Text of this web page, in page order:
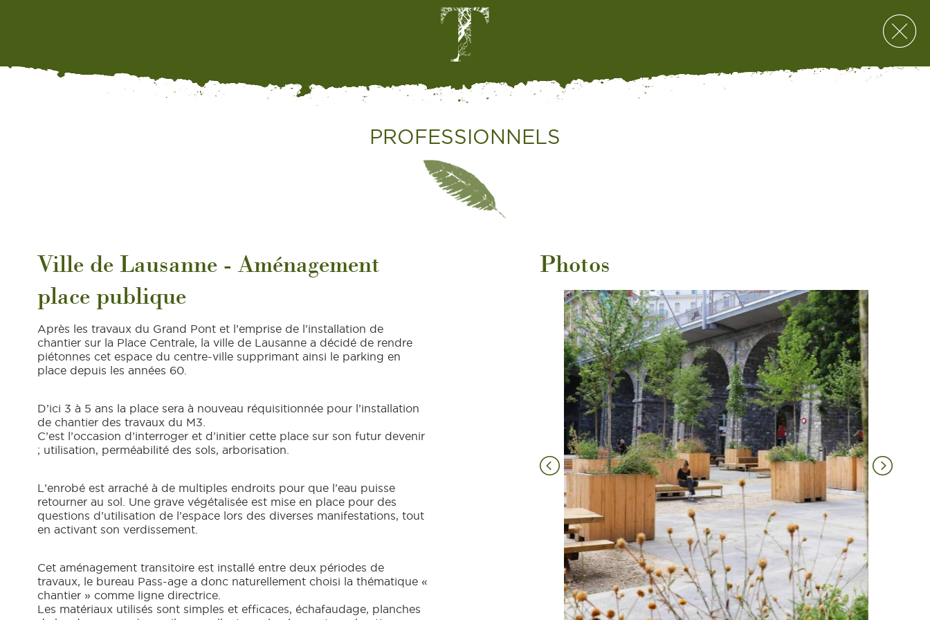
PROFESSIONNELS
Ville de Lausanne - Aménagement
place publique
Après les travaux du Grand Pont et l’emprise de l’installation de
chantier sur la Place Centrale, la ville de Lausanne a décidé de rendre
piétonnes cet espace du centre-ville supprimant ainsi le parking en
place depuis les années 60.
D’ici 3 à 5 ans la place sera à nouveau réquisitionnée pour l’installation
de chantier des travaux du M3.
C’est l’occasion d’interroger et d’initier cette place sur son futur devenir
; utilisation, perméabilité des sols, arborisation.
L’enrobé est arraché à de multiples endroits pour que l’eau puisse
retourner au sol. Une grave végétalisée est mise en place pour des
questions d’utilisation de l’espace lors des diverses manifestations, tout
en activant son verdissement.
Cet aménagement transitoire est installé entre deux périodes de
travaux, le bureau Pass-age a donc naturellement choisi la thématique «
chantier » comme ligne directrice.
Les matériaux utilisés sont simples et efficaces, échafaudage, planches
Photos